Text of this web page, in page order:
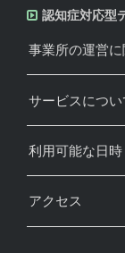
認知症対応型
事業所の運営
サービスについ
利用可能な日時
アクセス